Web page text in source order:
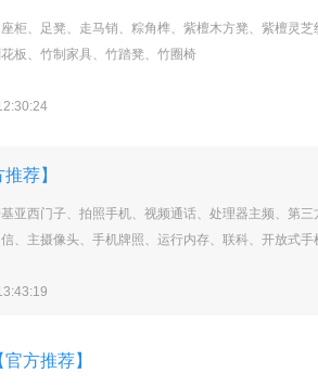
柜、足凳、走马销、粽角榫、紫檀木方凳、紫檀灵
板、竹制家具、竹踏凳、竹圈椅
荐】
亚西门子、拍照手机、视频通话、处理器主频、第
、主摄像头、手机牌照、运行内存、联科、开放式手
方推荐】